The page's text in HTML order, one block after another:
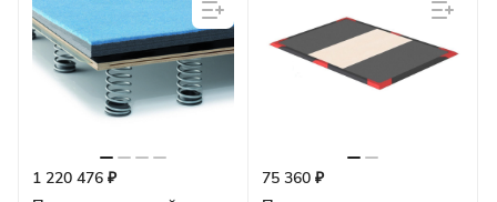
1 220 476 ₽
75 360 ₽